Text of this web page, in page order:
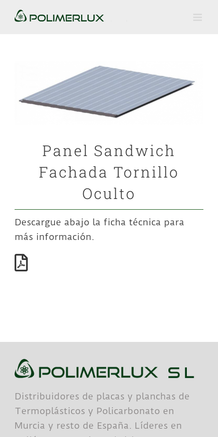
Panel Sandwich
Fachada Tornillo
Oculto
Descargue abajo la ficha técnica para
más información.
Distribuidores de placas y planchas de
Termoplásticos y Policarbonato en
Murcia y resto de España. Líderes en